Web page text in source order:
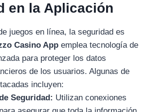
en la Aplicación
juegos en línea, la seguridad es
Casino App emplea tecnología de
para proteger los datos
de los usuarios. Algunas de
incluyen:
Seguridad: Utilizan conexiones